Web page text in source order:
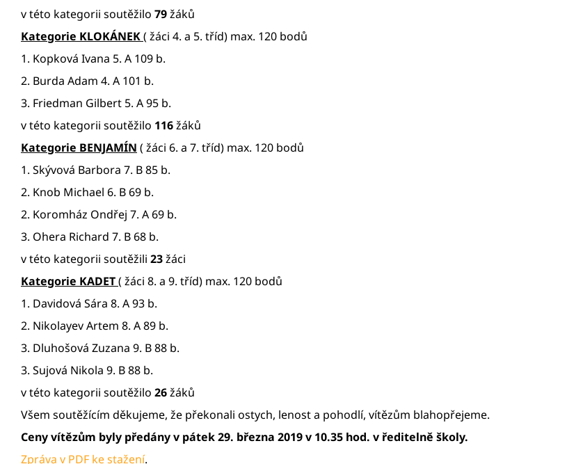
v této kategorii soutěžilo 79žáků
Kategorie KLOKÁNEK( žáci 4. a 5. tříd) max. 120 bodů
1. Kopková Ivana 5. A 109 b.
2. Burda Adam 4. A 101 b.
3. Friedman Gilbert 5. A 95 b.
v této kategorii soutěžilo 116žáků
Kategorie BENJAMÍN ( žáci 6. a 7. tříd) max. 120 bodů
1. Skývová Barbora 7. B 85 b.
2. Knob Michael 6. B 69 b.
2. Koromház Ondřej 7. A 69 b.
3. Ohera Richard 7. B 68 b.
v této kategorii soutěžili 23žáci
Kategorie KADET( žáci 8. a 9. tříd) max. 120 bodů
1. Davidová Sára 8. A 93 b.
2. Nikolayev Artem 8. A 89 b.
3. Dluhošová Zuzana 9. B 88 b.
3. Sujová Nikola 9. B 88 b.
v této kategorii soutěžilo 26žáků
Všem soutěžícím děkujeme, že překonali ostych, lenost a pohodlí, vítězům blahopřejeme.
Ceny vítězům byly předány v pátek 29. března 2019 v 10.35 hod. v ředitelně školy.
Zpráva v PDF ke stažení.